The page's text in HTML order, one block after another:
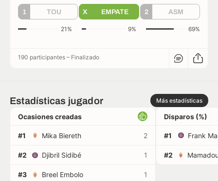
1 TOU X EMPATE 2 ASM
21% 9% 69%
190 participantes – Finalizado
Estadísticas jugador Más estadísticas
Ocasiones creadas
#1 Mika Biereth 2
#2 Djibril Sidibé 1
#3 Breel Embolo 1
Disparos (%)
#1 Frank
#2